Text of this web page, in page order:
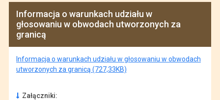
Informacja o warunkach udziału w
głosowaniu w obwodach utworzonych za
granicą
Informacja o warunkach udziału w głosowaniu w obwodach
utworzonych za granicą (727,33KB)
Załączniki: